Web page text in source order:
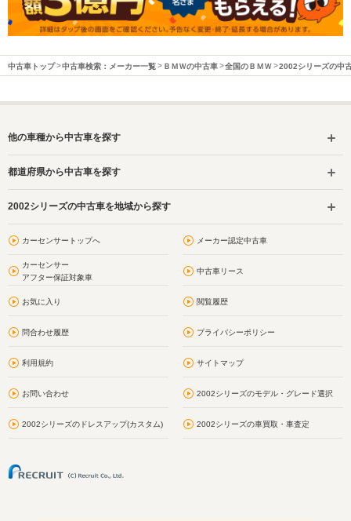
中古車トップ 中古車検索：メーカー一覧 ＢＭＷの中古車 全国のＢＭＷ 2002シリーズの中
他の車種から中古車を探す
都道府県から中古車を探す
2002シリーズの中古車を地域から探す
カーセンサートップへ メーカー認定中古車
カーセンサー
アフター保証対象車
中古車リース
お気に入り 閲覧履歴
問合わせ履歴 プライバシーポリシー
利用規約 サイトマップ
お問い合わせ 2002シリーズのモデル・グレード選択
2002シリーズのドレスアップ(カスタム) 2002シリーズの車買取・車査定